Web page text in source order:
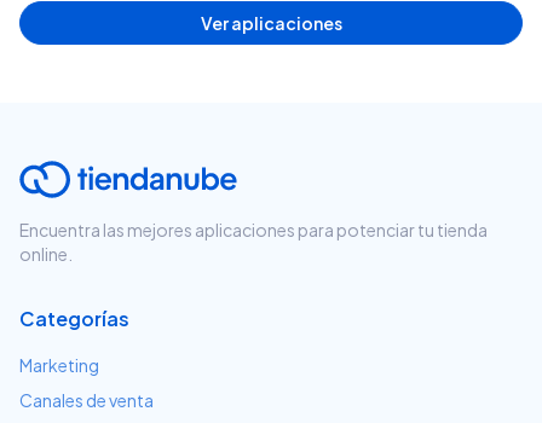
Ver aplicaciones
Encuentra las mejores aplicaciones para potenciar tu tienda
online.
Categorías
Marketing
Canales de venta